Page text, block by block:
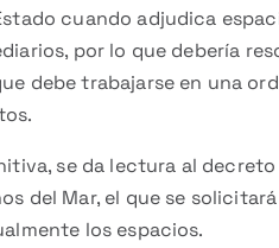
cuando adjudica
por lo que debería
debe trabajarse en una
se da lectura al
del Mar, el que se
los espacios.